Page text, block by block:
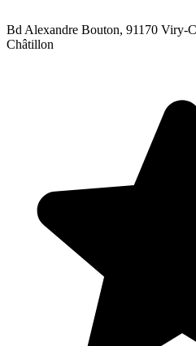
Bd Alexandre Bouton, 91170 Viry-
Châtillon